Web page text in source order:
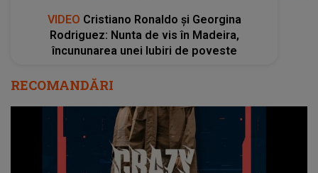
VIDEO Cristiano Ronaldo și Georgina
Rodriguez: Nunta de vis în Madeira,
încununarea unei Iubiri de poveste
RECOMANDĂRI